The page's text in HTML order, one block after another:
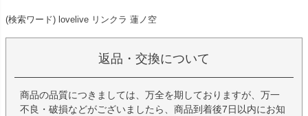
(検索ワード) lovelive リンクラ 蓮ノ空
返品・交換について
商品の品質につきましては、万全を期しておりますが、万一
不良・破損などがございましたら、商品到着後7日以内にお知